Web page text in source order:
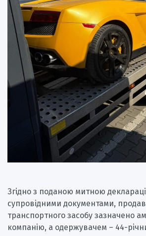
Згідно з поданою митною
супровідними документами,
транспортного засобу зазначено
компанію, а одержувачем – 44-